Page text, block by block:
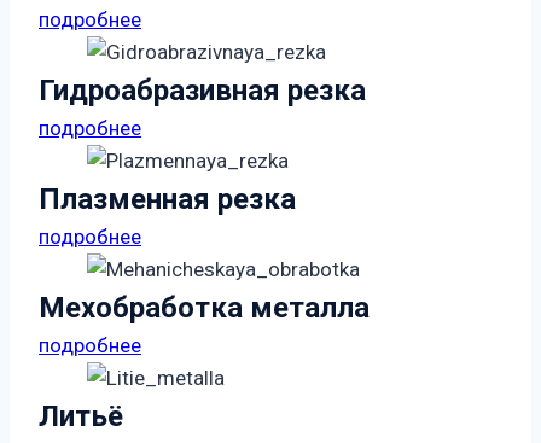
подробнее
Гидроабразивная резка
подробнее
Плазменная резка
подробнее
Мехобработка металла
подробнее
Литьё